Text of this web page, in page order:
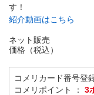
す！
紹介動画はこちら
ネット販売
価格（税込）
コメリカード番号登
コメリポイント ： 3